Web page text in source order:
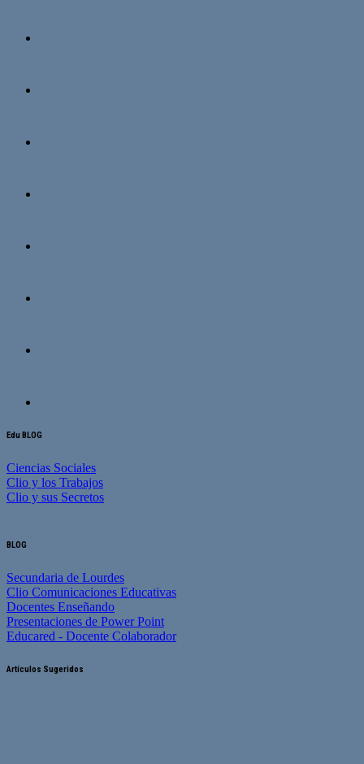
Edu BLOG
Ciencias Sociales
Clio y los Trabajos
Clio y sus Secretos
BLOG
Secundaria de Lourdes
Clio Comunicaciones Educativas
Docentes Enseñando
Presentaciones de Power Point
Educared - Docente Colaborador
Artículos Sugeridos